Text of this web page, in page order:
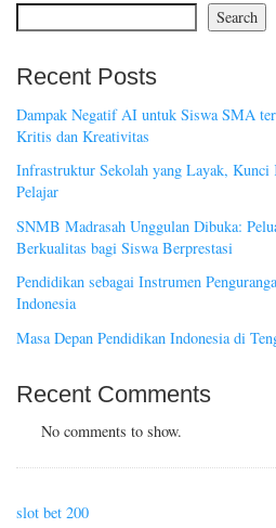
Search
Recent Posts
Dampak Negatif AI untuk Siswa SMA
Kritis dan Kreativitas
Infrastruktur Sekolah yang Layak, Kunci
Pelajar
SNMB Madrasah Unggulan Dibuka:
Berkualitas bagi Siswa Berprestasi
Pendidikan sebagai Instrumen
Indonesia
Masa Depan Pendidikan Indonesia di
Recent Comments
No comments to show.
slot bet 200